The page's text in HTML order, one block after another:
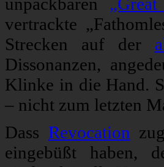
vertrackte
Strecken auf der
Dissonanzen,
Klinke in die Hand.
– nicht zum letzten
Dass Revocation
eingebüßt haben,